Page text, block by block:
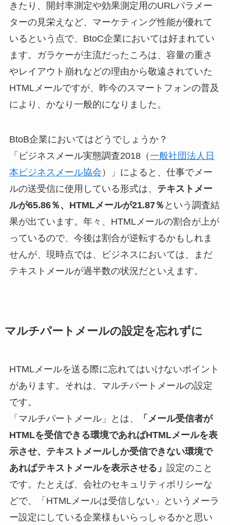
きたり、開封率測定や効果測定用のURLパラメー
ターの見栄えなど、マーケティング性能が優れて
いるという点で、BtoC企業においては好まれてい
ます。ガラケーが主流だったころは、容量の重さ
やレイアウト崩れなどの理由から敬遠されていた
HTMLメールですが、昨今のスマートフォンの普及
により、かなり一般的になりました。
BtoB企業においてはどうでしょうか？
「ビジネスメール実態調査2018（一般社団法人日
本ビジネスメール協会 ）」によると、仕事でメー
ルの送受信に使用している形式は、 テキストメー
ルが65.86％、HTMLメールが21.87％ という調査結
果が出ています。年々、HTMLメールの割合が上が
っているので、今後は割合が逆転するかもしれま
せんが、現時点では、ビジネスにおいては、まだ
テキストメールが過半数の状況だといえます。
マルチパートメールの設定を忘れずに
HTMLメールを送る際に忘れてはいけないポイント
があります。それは、マルチパートメールの設定
です。
「マルチパートメール」とは、
「メール受信者が
HTMLを受信できる環境であればHTMLメールを表
示させ、テキストメールしか受信できない環境で
あればテキストメールを表示させる」 設定のこと
です。たとえば、会社のセキュリティポリシーな
どで、「HTMLメールは受信しない」というメーラ
ー設定にしている企業様もいらっしゃるかと思い